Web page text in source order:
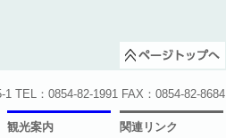
TEL：0854-82-1991 FAX：0854-82-8684
観光案内 関連リンク